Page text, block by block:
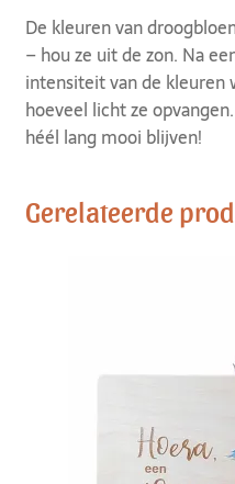
De kleuren van
– hou ze uit de zon. Na
intensiteit van de kleuren
hoeveel licht ze
héél lang mooi blijven!
Gerelateerde